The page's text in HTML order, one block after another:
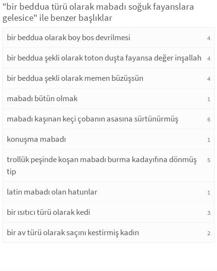
"bir beddua türü olarak mabadı soğuk fayanslara
gelesice" ile benzer başlıklar
bir beddua olarak boy bos devrilmesi 4
bir beddua şekli olarak toton duşta fayansa değer inşallah 4
bir beddua şekli olarak memen büzüşsün 4
mabadı bütün olmak 1
mabadı kaşınan keçi çobanın asasına sürtünürmüş 6
konuşma mabadı 1
trollük peşinde koşan mabadı burma kadayıfına dönmüş
tip
5
latin mabadı olan hatunlar 1
bir ısıtıcı türü olarak kedi 3
bir av türü olarak saçını kestirmiş kadın 2